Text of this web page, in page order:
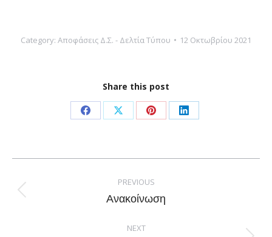
Category: Αποφάσεις Δ.Σ. - Δελτία Τύπου 12 Οκτωβρίου 2021
Share this post
Share
Facebook
Share
X
Share
Pinterest
Share
LinkedIn
navigation
PREVIOUS
Previous
Ανακοίνωση
NEXT